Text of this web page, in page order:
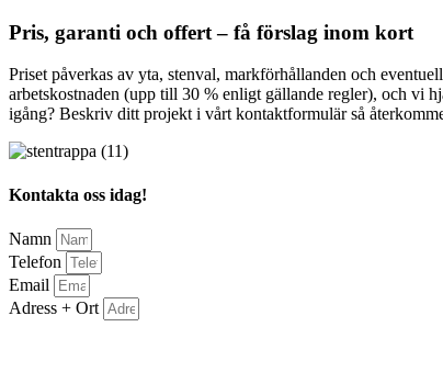
Pris, garanti och offert – få förslag inom kort
Priset påverkas av yta, stenval, markförhållanden och
arbetskostnaden (upp till 30 % enligt gällande regler), och vi
igång? Beskriv ditt projekt i vårt kontaktformulär så
Kontakta oss idag!
Namn
Telefon
Email
Adress + Ort